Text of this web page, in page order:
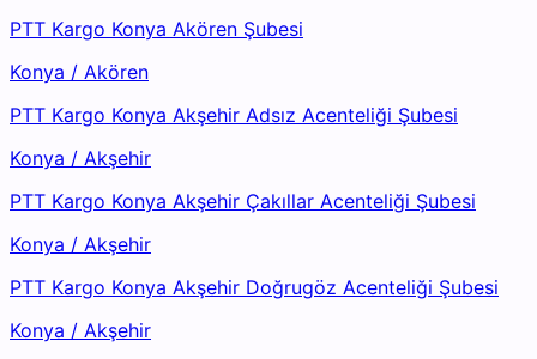
PTT Kargo Konya Akören Şubesi
Konya / Akören
PTT Kargo Konya Akşehir Adsız Acenteliği Şubesi
Konya / Akşehir
PTT Kargo Konya Akşehir Çakıllar Acenteliği Şubesi
Konya / Akşehir
PTT Kargo Konya Akşehir Doğrugöz Acenteliği Şubesi
Konya / Akşehir